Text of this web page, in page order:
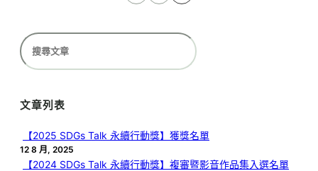
搜
尋
文章列表
【2025 SDGs Talk 永續行動獎】獲獎名單
12 8 月, 2025
【2024 SDGs Talk 永續行動獎】複審暨影音作品集入選名單